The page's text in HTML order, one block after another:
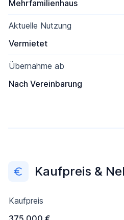
Mehrfamilienhaus
Aktuelle Nutzung
Vermietet
Übernahme ab
Nach Vereinbarung
Kaufpreis &
Kaufpreis